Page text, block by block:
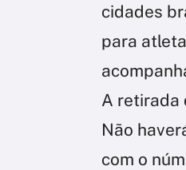
cidades
para
A retirada
Não
com o